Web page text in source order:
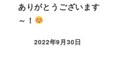
ありがとうございます
～！
2022年9月30日